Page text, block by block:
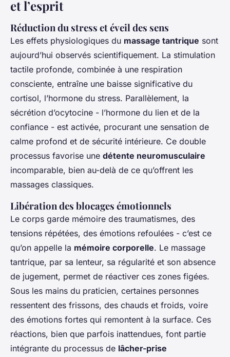
et l’esprit
Réduction du stress et éveil des sens
Les effets physiologiques du massage tantrique sont
aujourd’hui observés scientifiquement. La stimulation
tactile profonde, combinée à une respiration
consciente, entraîne une baisse significative du
cortisol, l’hormone du stress. Parallèlement, la
sécrétion d’ocytocine - l’hormone du lien et de la
confiance - est activée, procurant une sensation de
calme profond et de sécurité intérieure. Ce double
processus favorise une détente neuromusculaire
incomparable, bien au-delà de ce qu’offrent les
massages classiques.
Libération des blocages émotionnels
Le corps garde mémoire des traumatismes, des
tensions répétées, des émotions refoulées - c’est ce
qu’on appelle la mémoire corporelle. Le massage
tantrique, par sa lenteur, sa régularité et son absence
de jugement, permet de réactiver ces zones figées.
Sous les mains du praticien, certaines personnes
ressentent des frissons, des chauds et froids, voire
des émotions fortes qui remontent à la surface. Ces
réactions, bien que parfois inattendues, font partie
intégrante du processus de lâcher-prise